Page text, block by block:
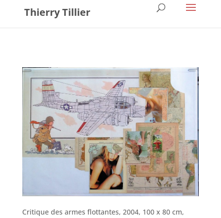
Thierry Tillier
Critique des armes flottantes, 2004, 100 x 80 cm,